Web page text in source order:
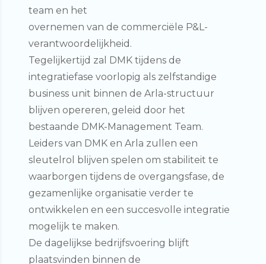
team en het
overnemen van de commerciële P&L-
verantwoordelijkheid.
Tegelijkertijd zal DMK tijdens de
integratiefase voorlopig als zelfstandige
business unit binnen de Arla-structuur
blijven opereren, geleid door het
bestaande DMK-Management Team.
Leiders van DMK en Arla zullen een
sleutelrol blijven spelen om stabiliteit te
waarborgen tijdens de overgangsfase, de
gezamenlijke organisatie verder te
ontwikkelen en een succesvolle integratie
mogelijk te maken.
De dagelijkse bedrijfsvoering blijft
plaatsvinden binnen de